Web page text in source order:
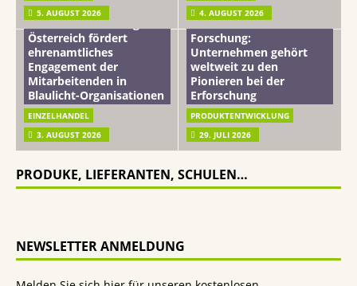
5. AUGUST 2026
4. AUGUST 2026
mehr vom leben tag: dm
Österreich fördert
ehrenamtliches
Engagement der
Mitarbeitenden in
Blaulicht-Organisationen
EINZELHANDEL
3. AUGUST 2026
Beiersdorf
Hautmikrobiom-
Forschung:
Unternehmen gehört
weltweit zu den
Pionieren bei der
Erforschung
PRODUKTENTWICKLUNG
29. JULI 2026
PRODUKE, LIEFERANTEN, SCHULEN…
NEWSLETTER ANMELDUNG